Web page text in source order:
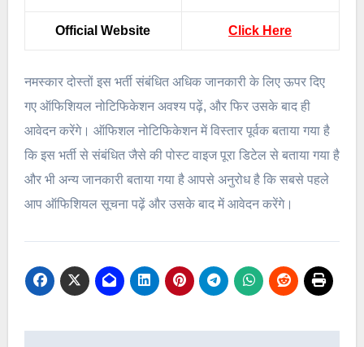
Official Website Click Here
नमस्कार दोस्तों इस भर्ती संबंधित अधिक जानकारी के लिए ऊपर दिए
गए ऑफिशियल नोटिफिकेशन अवश्य पढ़ें, और फिर उसके बाद ही
आवेदन करेंगे। ऑफिशल नोटिफिकेशन में विस्तार पूर्वक बताया गया है
कि इस भर्ती से संबंधित जैसे की पोस्ट वाइज पूरा डिटेल से बताया गया है
और भी अन्य जानकारी बताया गया है आपसे अनुरोध है कि सबसे पहले
आप ऑफिशियल सूचना पढ़ें और उसके बाद में आवेदन करेंगे।